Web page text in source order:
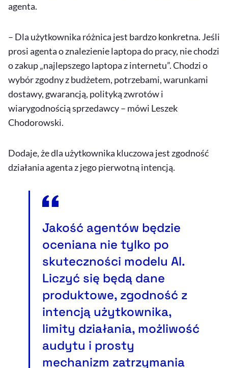
agenta.
– Dla użytkownika różnica jest bardzo konkretna. Jeśli
prosi agenta o znalezienie laptopa do pracy, nie chodzi
o zakup „najlepszego laptopa z internetu”. Chodzi o
wybór zgodny z budżetem, potrzebami, warunkami
dostawy, gwarancją, polityką zwrotów i
wiarygodnością sprzedawcy – mówi Leszek
Chodorowski.
Dodaje, że dla użytkownika kluczowa jest zgodność
działania agenta z jego pierwotną intencją.
Jakość agentów będzie
oceniana nie tylko po
skuteczności modelu AI.
Liczyć się będą dane
produktowe, zgodność z
intencją użytkownika,
limity działania, możliwość
audytu i prosty
mechanizm zatrzymania